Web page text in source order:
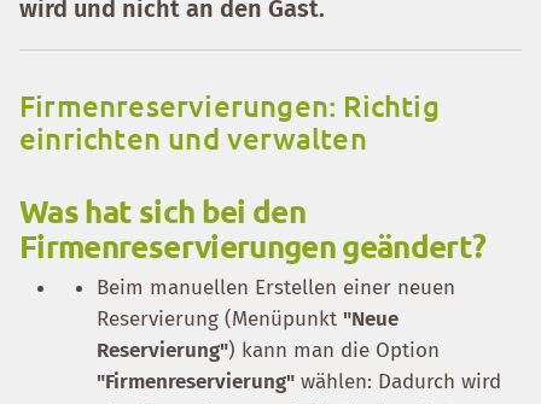
wird und nicht an den Gast.
Firmenreservierungen: Richtig
einrichten und verwalten
Was hat sich bei den
Firmenreservierungen geändert?
Beim manuellen Erstellen einer neuen
Reservierung (Menüpunkt "Neue
Reservierung") kann man die Option
"Firmenreservierung" wählen: Dadurch wird